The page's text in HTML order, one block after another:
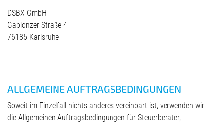
DSBX GmbH
Gablonzer Straße 4
76185 Karlsruhe
ALLGEMEINE AUFTRAGSBEDINGUNGEN
Soweit im Einzelfall nichts anderes vereinbart ist, verwenden wir
die Allgemeinen Auftragsbedingungen für Steuerberater,